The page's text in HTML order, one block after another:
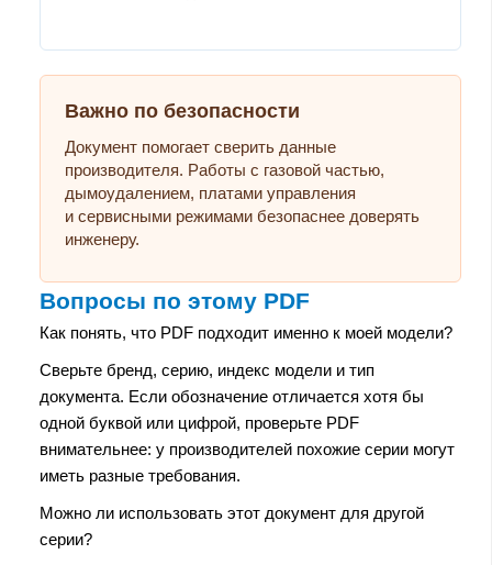
Важно по безопасности
Документ помогает сверить данные
производителя. Работы с газовой частью,
дымоудалением, платами управления
и сервисными режимами безопаснее доверять
инженеру.
Вопросы по этому PDF
Как понять, что PDF подходит именно к моей модели?
Сверьте бренд, серию, индекс модели и тип
документа. Если обозначение отличается хотя бы
одной буквой или цифрой, проверьте PDF
внимательнее: у производителей похожие серии могут
иметь разные требования.
Можно ли использовать этот документ для другой
серии?